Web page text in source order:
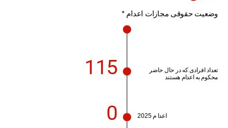
وضعیت حقوقی مجازات اعدام *
115
تعداد افرادی که در حال حاضر
محکوم به اعدام هستند
0 اعدا م 2025